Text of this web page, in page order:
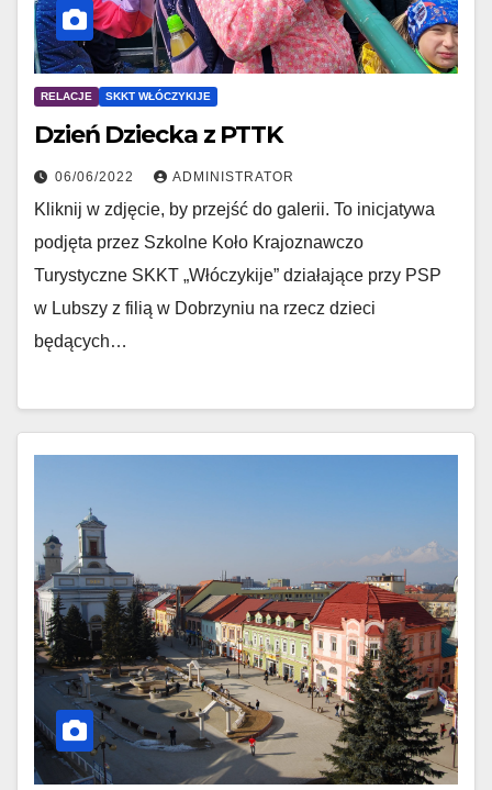
RELACJE SKKT WŁÓCZYKIJE
Dzień Dziecka z PTTK
06/06/2022 ADMINISTRATOR
Kliknij w zdjęcie, by przejść do galerii. To inicjatywa
podjęta przez Szkolne Koło Krajoznawczo
Turystyczne SKKT „Włóczykije” działające przy PSP
w Lubszy z filią w Dobrzyniu na rzecz dzieci
będących…